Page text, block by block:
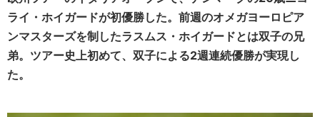
ライ・ホイガードが初優勝した。前週のオメガヨーロピア
ンマスターズを制したラスムス・ホイガードとは双子の兄
弟。ツアー史上初めて、双子による2週連続優勝が実現し
た。